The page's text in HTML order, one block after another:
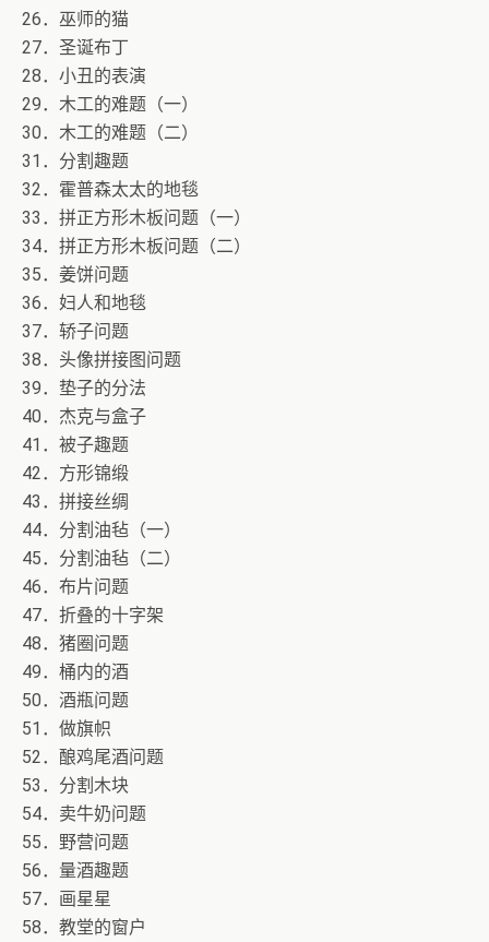
26．巫师的猫
27．圣诞布丁
28．小丑的表演
29．木工的难题（一）
30．木工的难题（二）
31．分割趣题
32．霍普森太太的地毯
33．拼正方形木板问题（一）
34．拼正方形木板问题（二）
35．姜饼问题
36．妇人和地毯
37．轿子问题
38．头像拼接图问题
39．垫子的分法
40．杰克与盒子
41．被子趣题
42．方形锦缎
43．拼接丝绸
44．分割油毡（一）
45．分割油毡（二）
46．布片问题
47．折叠的十字架
48．猪圈问题
49．桶内的酒
50．酒瓶问题
51．做旗帜
52．酿鸡尾酒问题
53．分割木块
54．卖牛奶问题
55．野营问题
56．量酒趣题
57．画星星
58．教堂的窗户